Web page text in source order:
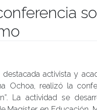
activista y
Ochoa, realizó la
La actividad se